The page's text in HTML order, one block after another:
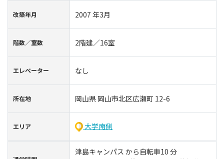
改築年月 2007 年3月
階数∕室数 2階建／16室
エレベーター なし
所在地 岡山県 岡山市北区広瀬町 12-6
エリア 大学南側
津島キャンパス から自転車10 分